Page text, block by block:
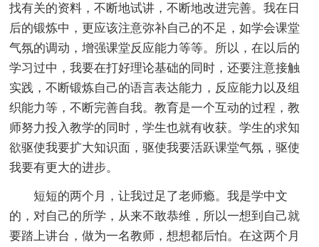
找有关的资料，不断地试讲，不断地改进完善。我在日
后的锻炼中，更应该注意弥补自己的不足，如学会课堂
气氛的调动，增强课堂反应能力等等。所以，在以后的
学习过中，我要在打好理论基础的同时，还要注意接触
实践，不断锻炼自己的语言表达能力，反应能力以及组
织能力等，不断完善自我。教育是一个互动的过程，教
师努力投入教学的同时，学生也就有收获。学生的求知
欲驱使我要扩大知识面，驱使我要活跃课堂气氛，驱使
我要有更大的进步。
短短的两个月，让我过足了老师瘾。我是学中文
的，对自己的所学，从来不敢恭维，所以一想到自己就
要踏上讲台，做为一名教师，想想都后怕。在这两个月